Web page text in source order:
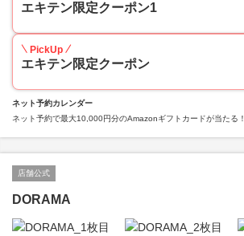
エキテン限定クーポン1
PickUp
エキテン限定クーポン
ネット予約カレンダー
ネット予約で最大10,000円分のAmazonギフトカードが当たる！
店舗公式
DORAMA